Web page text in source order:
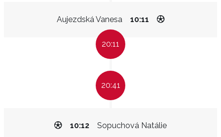
Aujezdská Vanesa 10:11
20:11
20:41
Sopuchová Natálie
10:12